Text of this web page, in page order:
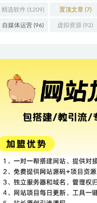
精选软件(1209) 置顶文章(7)
自媒体运营(96) 虚拟资源 (92)